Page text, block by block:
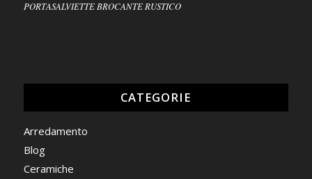
PORTASALVIETTE BROCANTE RUSTICO
CATEGORIE
Arredamento
Blog
Ceramiche